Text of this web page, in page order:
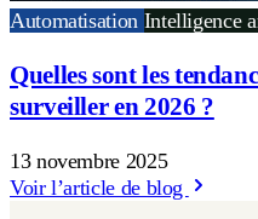
Automatisation Intelligence
Quelles sont les
surveiller en 2026 ?
13 novembre 2025
Voir l’article de blog